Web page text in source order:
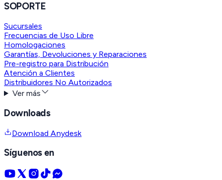
SOPORTE
Sucursales
Frecuencias de Uso Libre
Homologaciones
Garantías, Devoluciones y Reparaciones
Pre-registro para Distribución
Atención a Clientes
Distribuidores No Autorizados
Ver más
Downloads
Download Anydesk
Síguenos en